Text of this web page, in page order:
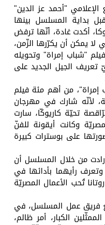
"أحمد عز الدين"
بداية المسلسل بينها
أكدت غادة، أنّها ترفض
لا يمكن أن يكرّرها الزّمن،
"شباب إمراة" وتحويله
الجيل الجديد على
إمراة"، من أهم مئة فيلم
لأنّه شارك في مهرجان
تحيّة كاريوكّا، سارت
وكانت أيقونة للفنّ
على بوسترات كبيرة
من خلال المسلسل أن
رأيهما بأدائها في
تُحب الأعمال المصريّة
فريق عمل المسلسل، في
الكبار، أمر ظالم،